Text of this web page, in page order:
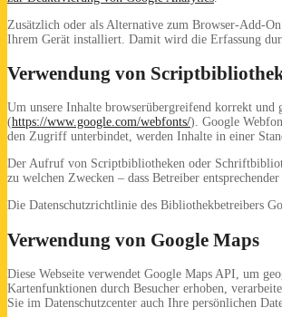
Zusätzlich oder als Alternative zum Browser-Add-
Ihrem Gerät installiert. Damit wird die Erfassung
Verwendung von
Um unsere Inhalte browserübergreifend korrekt
(https://www.google.com/webfonts/). Google
den Zugriff unterbindet, werden Inhalte in einer
Der Aufruf von Scriptbibliotheken oder
zu welchen Zwecken – dass Betreiber
Die Datenschutzrichtlinie des Bibliothekbetreibers
Verwendung von Google Maps
Diese Webseite verwendet Google Maps API, um
Kartenfunktionen durch Besucher erhoben,
Sie im Datenschutzcenter auch Ihre persönlichen